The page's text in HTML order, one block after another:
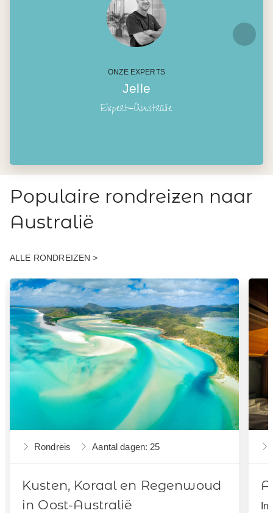
ONZE EXPERTS
Jelle
Expert-Australie
Populaire rondreizen naar
Australië
ALLE RONDREIZEN >
Rondreis Aantal dagen: 25
Kusten, Koraal en Regenwoud
in Oost-Australië